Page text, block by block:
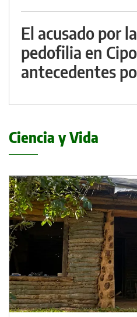
El acusado por
pedofilia en
antecedentes
Ciencia y Vida